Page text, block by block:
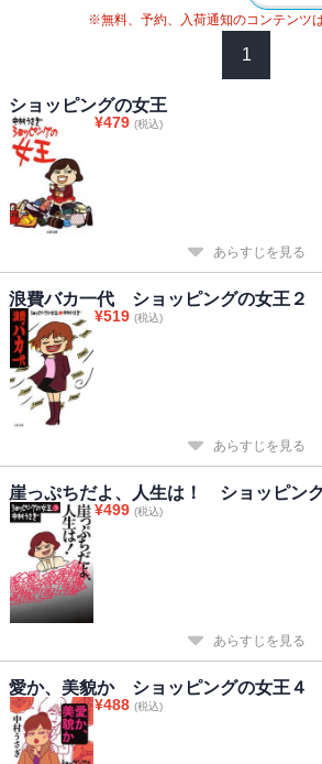
※無料、予約、入荷通知のコンテンツ
1
ショッピングの女王
¥479 (税込)
あらすじを見る
浪費バカ一代 ショッピングの女王２
¥519 (税込)
あらすじを見る
崖っぷちだよ、人生は！ ショッピン
¥499 (税込)
あらすじを見る
愛か、美貌か ショッピングの女王４
¥488 (税込)